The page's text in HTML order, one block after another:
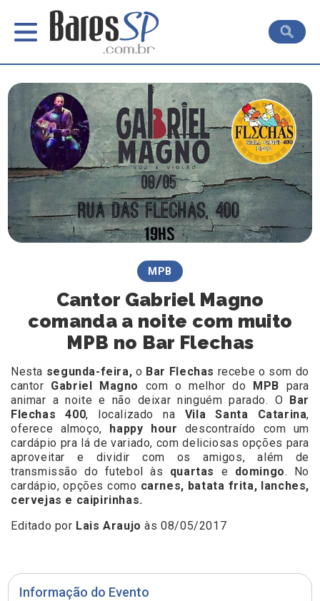
Informação do Evento
MPB
Cantor Gabriel Magno
comanda a noite com muito
MPB no Bar Flechas
Nesta segunda-feira, o Bar Flechas recebe o som do
cantor Gabriel Magno com o melhor do MPB para
animar a noite e não deixar ninguém parado. O
Bar
Flechas 400, localizado na Vila Santa Catarina,
oferece almoço,
happy hour descontraído com um
cardápio pra lá de variado, com deliciosas opções para
aproveitar e dividir com os amigos, além de
transmissão do futebol às quartas e domingo. No
cardápio, opções como carnes, batata frita, lanches,
cervejas e caipirinhas.
Editado por Lais Araujo às 08/05/2017